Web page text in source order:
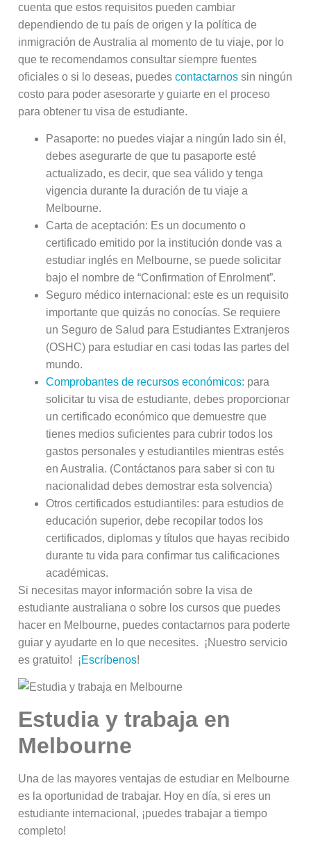
cuenta que estos requisitos pueden cambiar
dependiendo de tu país de origen y la política de
inmigración de Australia al momento de tu viaje, por lo
que te recomendamos consultar siempre fuentes
oficiales o si lo deseas, puedescontactarnos sin ningún
costo para poder asesorarte y guiarte en el proceso
para obtener tu visa de estudiante.
Pasaporte: no puedes viajar a ningún lado sin él,
debes asegurarte de que tu pasaporte esté
actualizado, es decir, que sea válido y tenga
vigencia durante la duración de tu viaje a
Melbourne.
Carta de aceptación: Es un documento o
certificado emitido por la institución donde vas a
estudiar inglés en Melbourne, se puede solicitar
bajo el nombre de “Confirmation of Enrolment”.
Seguro médico internacional: este es un requisito
importante que quizás no conocías. Se requiere
un Seguro de Salud para Estudiantes Extranjeros
(OSHC) para estudiar en casi todas las partes del
mundo.
Comprobantes de recursos económicos: para
solicitar tu visa de estudiante, debes proporcionar
un certificado económico que demuestre que
tienes medios suficientes para cubrir todos los
gastos personales y estudiantiles mientras estés
en Australia. (Contáctanos para saber si con tu
nacionalidad debes demostrar esta solvencia)
Otros certificados estudiantiles: para estudios de
educación superior, debe recopilar todos los
certificados, diplomas y títulos que hayas recibido
durante tu vida para confirmar tus calificaciones
académicas.
Si necesitas mayor información sobre la visa de
estudiante australiana o sobre los cursos que puedes
hacer en Melbourne, puedes contactarnos para poderte
guiar y ayudarte en lo que necesites. ¡Nuestro servicio
es gratuito! ¡Escríbenos!
Estudia y trabaja en
Melbourne
Una de las mayores ventajas de estudiar en Melbourne
es la oportunidad de trabajar. Hoy en día, si eres un
estudiante internacional, ¡puedes trabajar a tiempo
completo!